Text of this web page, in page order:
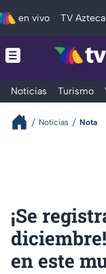
en vivo TV Azteca
Noticias Turismo
Noticias Nota
¡Se
en este